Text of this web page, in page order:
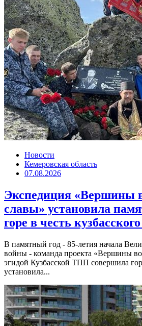
Новости
Кемеровская область
07.08.2026
Экспедиция «Вершины
славы» установила
горе в честь
В памятный год - 85-летия начала
войны - команда проекта «Вершины
эгидой Кузбасской ТПП совершила
установила...